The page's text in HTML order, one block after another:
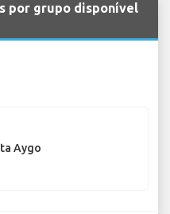
por grupo disponível
Aygo